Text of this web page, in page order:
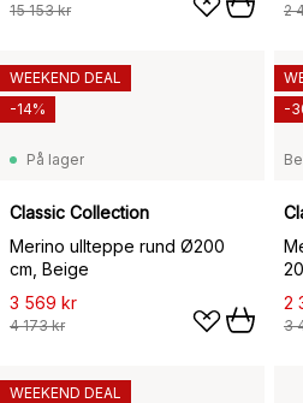
15 153 kr 2
På lager
Classic Collection
Merino ullteppe rund Ø200
cm, Beige
3 569 kr
4 173 kr
WEEKEND DEAL
-14%
2
3
-
WEEKEND DEAL